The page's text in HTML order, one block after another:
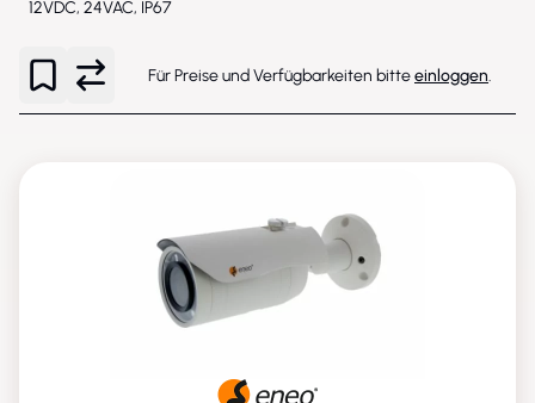
12VDC, 24VAC, IP67
Für Preise und Verfügbarkeiten bitteeinloggen.